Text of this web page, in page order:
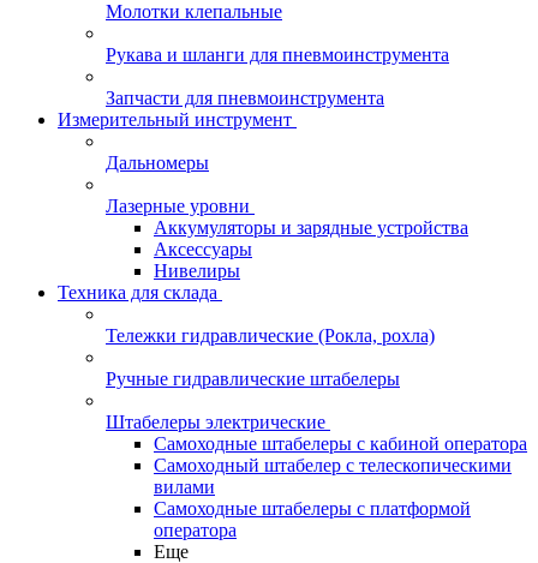
Молотки клепальные
Рукава и шланги для пневмоинструмента
Запчасти для пневмоинструмента
Измерительный инструмент
Дальномеры
Лазерные уровни
Аккумуляторы и зарядные устройства
Аксессуары
Нивелиры
Техника для склада
Тележки гидравлические (Рокла, рохла)
Ручные гидравлические штабелеры
Штабелеры электрические
Самоходные штабелеры с кабиной оператора
Самоходный штабелер с телескопическими
вилами
Самоходные штабелеры с платформой
оператора
Еще